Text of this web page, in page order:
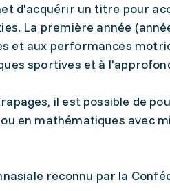
d'acquérir un titre pour
La première année
et aux performances
sportives et à
il est possible de
en mathématiques avec
reconnu par la